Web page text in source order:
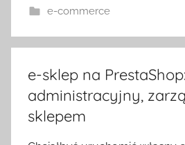
e-commerce
e-sklep na
administracyjny,
sklepem